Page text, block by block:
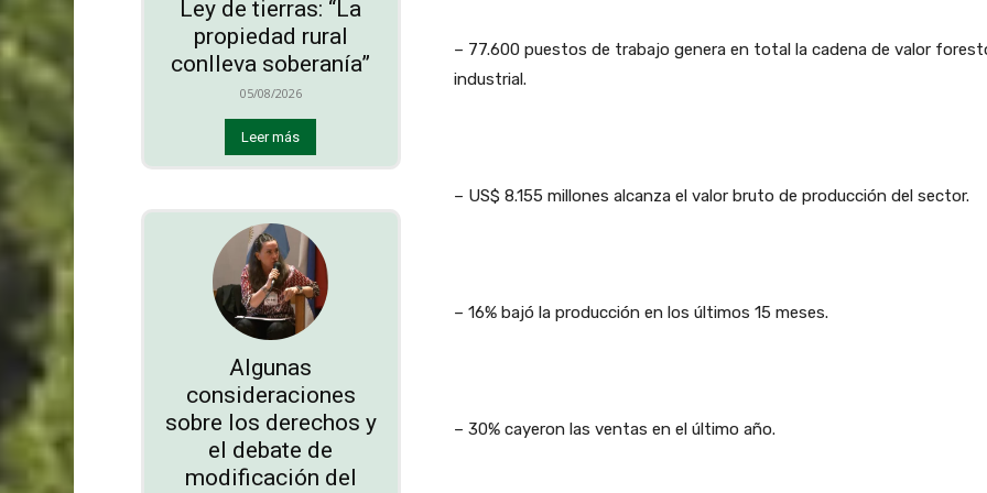
Ley de tierras: “La
propiedad rural
conlleva soberanía”
05/08/2026
Leer más
Algunas
consideraciones
sobre los derechos y
el debate de
modificación del
– 77.600 puestos de trabajo genera en total la cadena de valor
industrial.
– US$ 8.155 millones alcanza el valor bruto de producción del sector.
– 16% bajó la producción en los últimos 15 meses.
– 30% cayeron las ventas en el último año.